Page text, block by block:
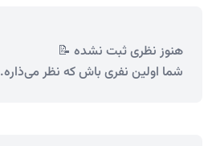
هنوز نظری ثبت نشده 📝
شما اولین نفری باش که نظر می‌ذاره.